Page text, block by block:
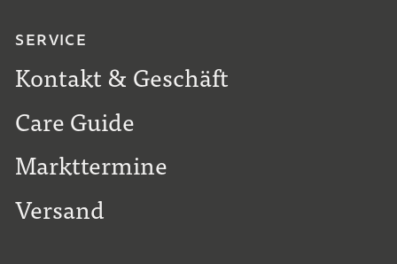
SERVICE
Kontakt & Geschäft
Care Guide
Markttermine
Versand